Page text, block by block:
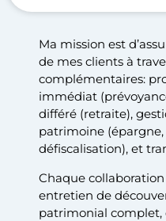
Ma mission est
de mes clients à
complémentaires:
immédiat
différé (retraite),
patrimoine
défiscalisation), et
Chaque
entretien de
patrimonial